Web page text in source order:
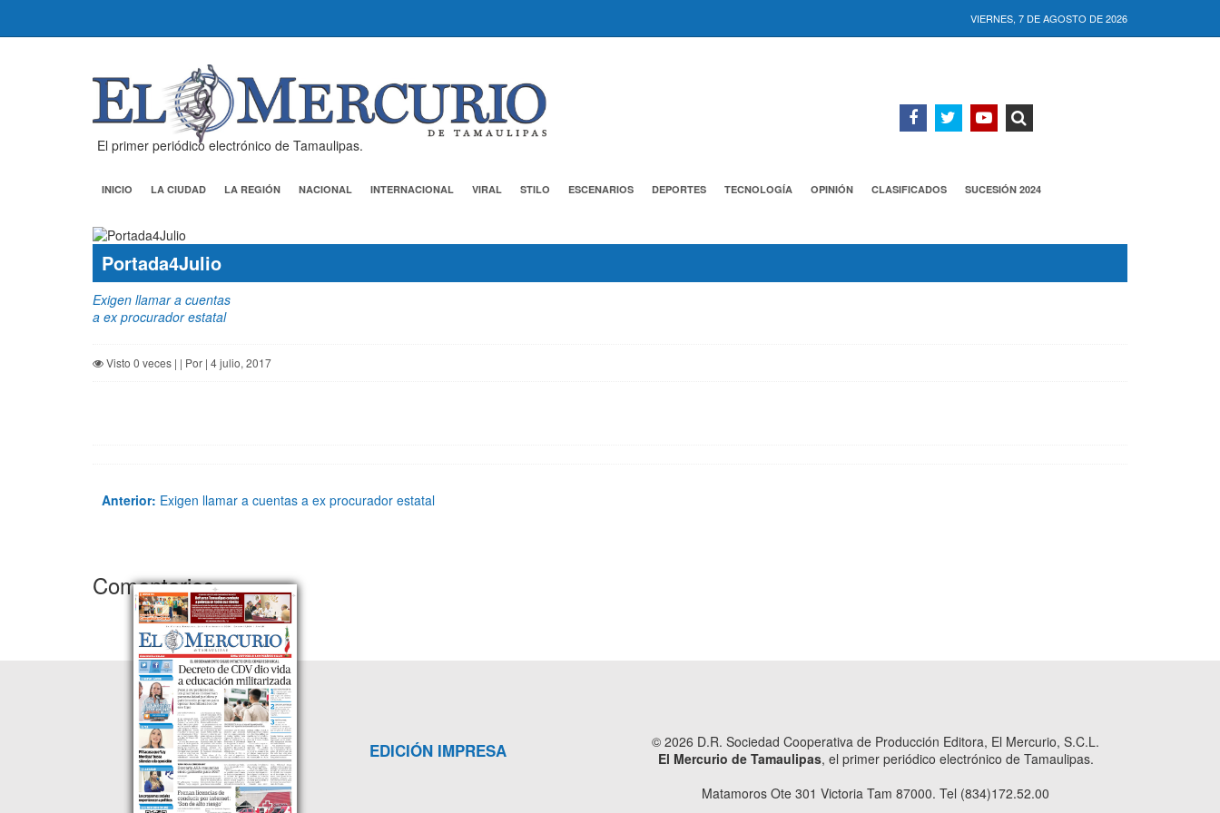
VIERNES, 7 DE AGOSTO DE 2026
El primer periódico electrónico de Tamaulipas.
INICIO LA CIUDAD LA REGIÓN NACIONAL INTERNACIONAL VIRAL STILO ESCENARIOS DEPORTES TECNOLOGÍA OPINIÓN CLASIFICADOS SUCESIÓN 2024
Portada4Julio
Exigen llamar a cuentas
a ex procurador estatal
Visto 0 veces | | Por | 4 julio, 2017
Anterior: Exigen llamar a cuentas a ex procurador estatal
Comentarios
EDICIÓN IMPRESA
© 2026 D.R. Sociedad Cooperativa de Producción Editora, El Mercurio, S.C.L.
El Mercurio de Tamaulipas, el primer periódico electrónico de Tamaulipas.
Matamoros Ote 301 Victoria Tam 87000. Tel (834)172.52.00